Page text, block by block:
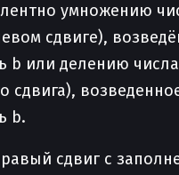
умножению
сдвиге),
b или делению
сдвига),
b.
сдвиг с